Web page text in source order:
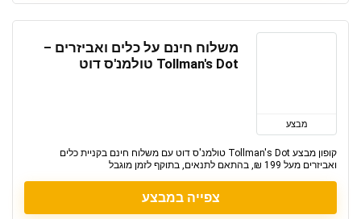
מבצע
משלוח חינם על כלים ואביזרים –
Tollman's Dot טולמנ'ס דוט
קופון מבצע Tollman's Dot טולמנ'ס דוט עם משלוח חינם בקניית כלים
ואביזרים מעל 199 ₪, בהתאם לתנאים, בתוקף לזמן מוגבל
צפייה במבצע